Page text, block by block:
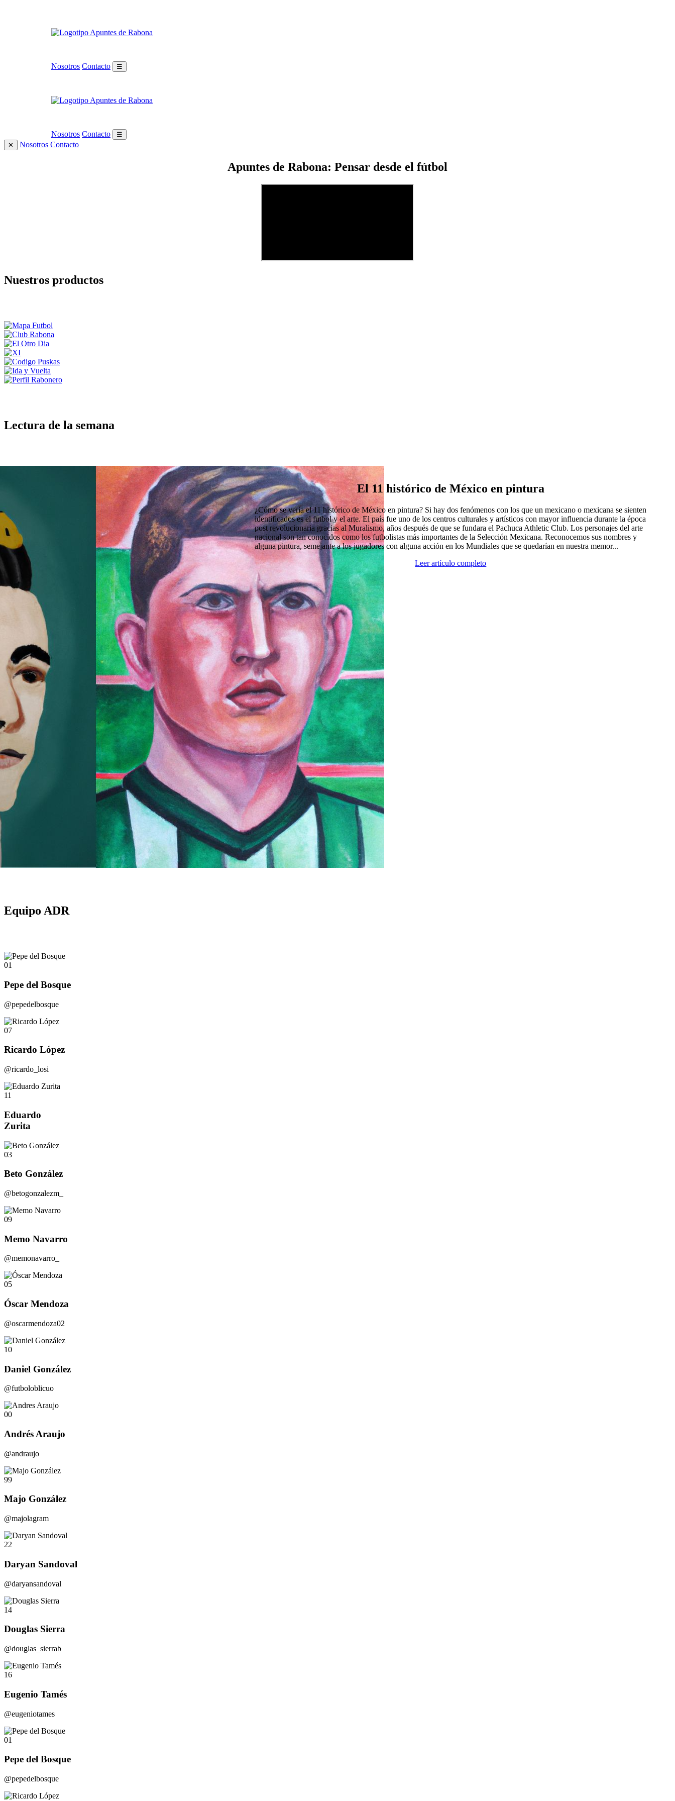
Nosotros Contacto ☰
Nosotros Contacto
☰
✕
Nosotros Contacto
Apuntes de Rabona: Pensar desde el fútbol
Nuestros productos
Lectura de la semana
El 11 histórico de México en pintura
¿Cómo se vería el 11 histórico de México en pintura? Si hay dos fenómenos con los que un mexicano o mexicana se sienten
identificados es el futbol y el arte. El país fue uno de los centros culturales y artísticos con mayor influencia durante la época
post revolucionaria gracias al Muralismo, años después de que se fundara el Pachuca Athletic Club. Los personajes del arte
nacional son tan conocidos como los futbolistas más importantes de la Selección Mexicana. Reconocemos sus nombres y
alguna pintura, semejante a los jugadores con alguna acción en los Mundiales que se quedarían en nuestra memor...
Leer artículo completo
Equipo ADR
01
Pepe del Bosque
@pepedelbosque
07
Ricardo López
@ricardo_losi
11
Eduardo
Zurita
03
Beto González
@betogonzalezm_
09
Memo Navarro
@memonavarro_
05
Óscar Mendoza
@oscarmendoza02
10
Daniel González
@futboloblicuo
00
Andrés Araujo
@andraujo
99
Majo González
@majolagram
22
Daryan Sandoval
@daryansandoval
14
Douglas Sierra
@douglas_sierrab
16
Eugenio Tamés
@eugeniotames
01
Pepe del Bosque
@pepedelbosque